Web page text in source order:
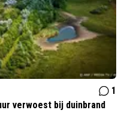
1
verwoest bij duinbrand